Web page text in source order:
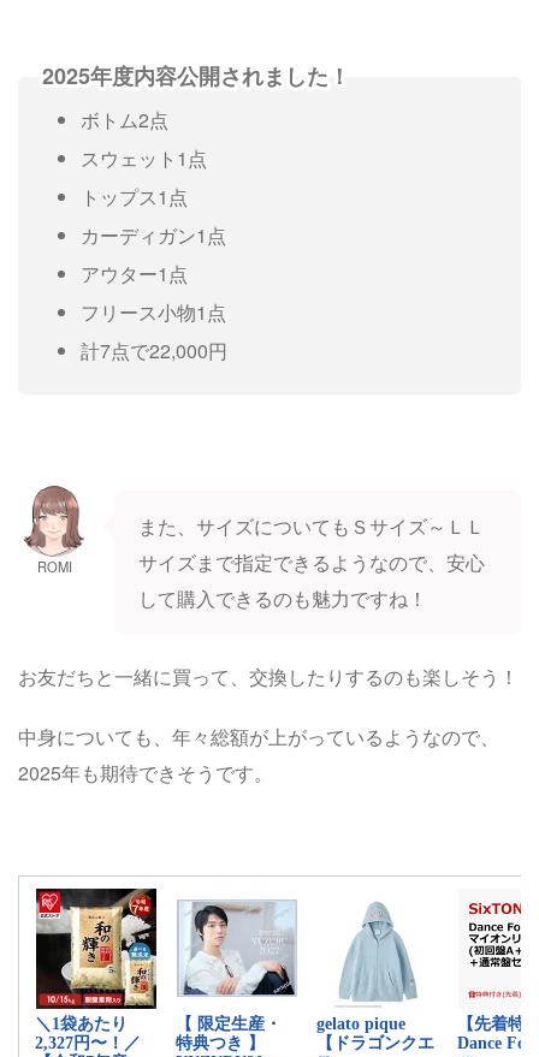
2025年度内容公開されました！
ボトム2点
スウェット1点
トップス1点
カーディガン1点
アウター1点
フリース小物1点
計7点で22,000円
ROMI
また、サイズについてもＳサイズ～ＬＬ
サイズまで指定できるようなので、安心
して購入できるのも魅力ですね！
お友だちと一緒に買って、交換したりするのも楽しそう！
中身についても、年々総額が上がっているようなので、
2025年も期待できそうです。